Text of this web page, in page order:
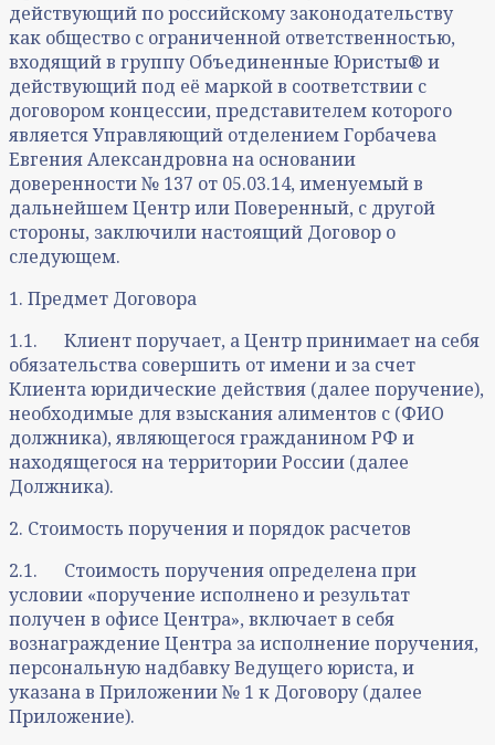
действующий по российскому законодательству
как общество с ограниченной ответственностью,
входящий в группу Объединенные Юристы® и
действующий под её маркой в соответствии с
договором концессии, представителем которого
является Управляющий отделением Горбачева
Евгения Александровна на основании
доверенности № 137 от 05.03.14, именуемый в
дальнейшем Центр или Поверенный, с другой
стороны, заключили настоящий Договор о
следующем.
1. Предмет Договора
1.1. Клиент поручает, а Центр принимает на себя
обязательства совершить от имени и за счет
Клиента юридические действия (далее поручение),
необходимые для взыскания алиментов с (ФИО
должника), являющегося гражданином РФ и
находящегося на территории России (далее
Должника).
2. Стоимость поручения и порядок расчетов
2.1. Стоимость поручения определена при
условии «поручение исполнено и результат
получен в офисе Центра», включает в себя
вознаграждение Центра за исполнение поручения,
персональную надбавку Ведущего юриста, и
указана в Приложении № 1 к Договору (далее
Приложение).